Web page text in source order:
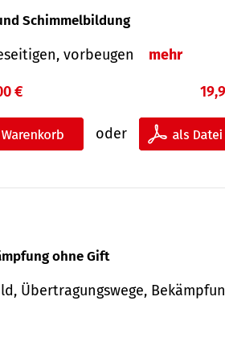
Schimmelbildung
vorbeugen mehr
€
oder
ohne Gift
Übertra­gungs­wege,